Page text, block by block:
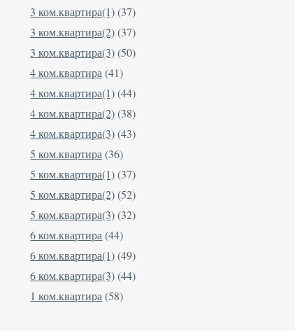
3 ком.квартира(1)(37)
3 ком.квартира(2)(37)
3 ком.квартира(3)(50)
4 ком.квартира (41)
4 ком.квартира(1)(44)
4 ком.квартира(2)(38)
4 ком.квартира(3)(43)
5 ком.квартира (36)
5 ком.квартира(1)(37)
5 ком.квартира(2)(52)
5 ком.квартира(3)(32)
6 ком.квартира (44)
6 ком.квартира(1)(49)
6 ком.квартира(3)(44)
1 ком.квартира (58)